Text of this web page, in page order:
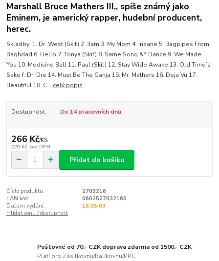
Marshall Bruce Mathers III,, spíše známý jako
Eminem, je americký rapper, hudební producent,
herec.
Skladby: 1. Dr. West (Skit) 2. 3am 3. My Mom 4. Insane 5. Bagpipes From
Baghdad 6. Hello 7. Tonya (Skit) 8. Same Song &* Dance 9. We Made
You 10. Medicine Ball 11. Paul (Skit) 12. Stay Wide Awake 13. Old Time’s
Sake f. Dr. Dre 14. Must Be The Ganja 15. Mr. Mathers 16. Deja Vu 17.
Beautiful 18. C... celý popis
Dostupnost Do 14 pracovních dnů
266 Kč/KS
220 Kč bez DPH
Přidat do košíku
Číslo produktu:
2703216
EAN kód:
0602527032160
Datum vydání:
18.05.09
Hlídat cenu / dostupnost
Poštovné od 70,- CZK doprava zdarma od 1500,- CZK
Platí pro Zásilkovnu/Balíkovnu/PPL.